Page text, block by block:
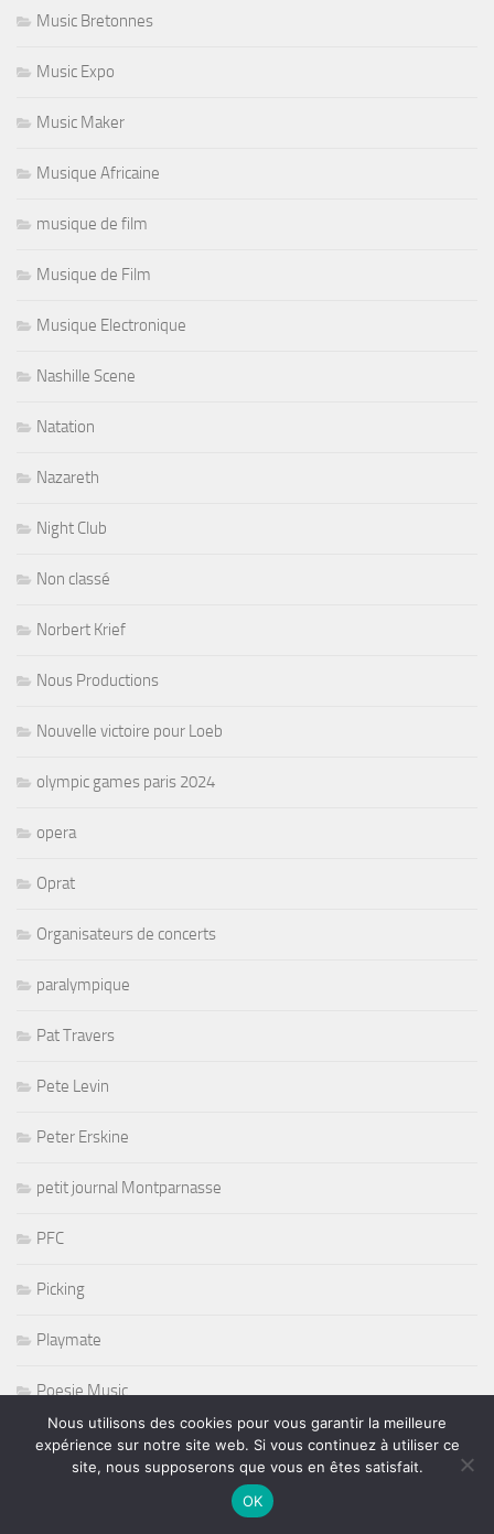
Music Bretonnes
Music Expo
Music Maker
Musique Africaine
musique de film
Musique de Film
Musique Electronique
Nashille Scene
Natation
Nazareth
Night Club
Non classé
Norbert Krief
Nous Productions
Nouvelle victoire pour Loeb
olympic games paris 2024
opera
Oprat
Organisateurs de concerts
paralympique
Pat Travers
Pete Levin
Peter Erskine
petit journal Montparnasse
PFC
Picking
Playmate
Poesie Music
Pop
Nous utilisons des cookies pour vous garantir la meilleure
expérience sur notre site web. Si vous continuez à utiliser ce
site, nous supposerons que vous en êtes satisfait.
OK